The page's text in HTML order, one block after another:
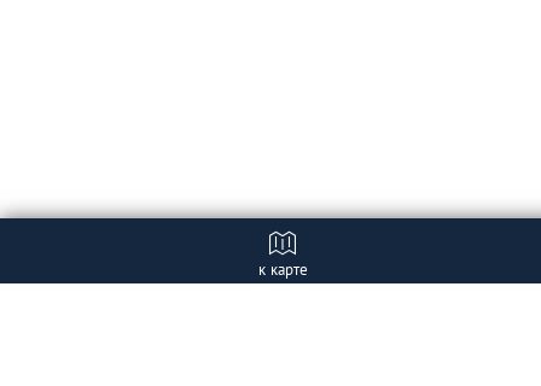
к карте